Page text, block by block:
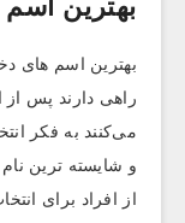
بهترین اسم
بهترین اسم های
راهی دارند پس از
می‌کنند به فکر
و شایسته ترین
از افراد برای